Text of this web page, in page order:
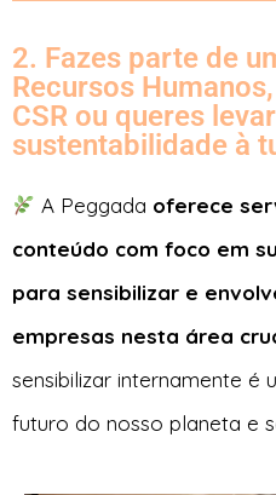
2. Fazes parte de
Recursos
CSR ou queres
sustentabilidade à
A Peggada oferece
conteúdo com foco em
para sensibilizar e
empresas nesta área
sensibilizar internamente é
futuro do nosso planeta e